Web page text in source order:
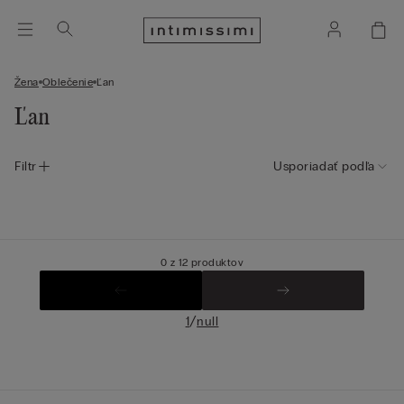
Žena Oblečenie Ľan
Ľan
Filtr Usporiadať podľa
0 z 12 produktov
1/null